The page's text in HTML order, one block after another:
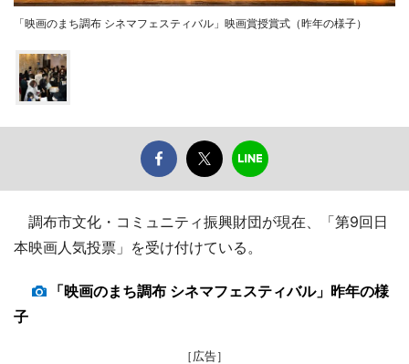
「映画のまち調布 シネマフェスティバル」映画賞授賞式（昨年の様子）
調布市文化・コミュニティ振興財団が現在、「第9回日
本映画人気投票」を受け付けている。
「映画のまち調布 シネマフェスティバル」昨年の様
子
［広告］